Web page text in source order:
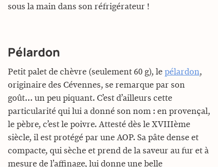
sous la main dans son réfrigérateur !
Pélardon
Petit palet de chèvre (seulement 60 g), le pélardon,
originaire des Cévennes, se remarque par son
goût… un peu piquant. C’est d’ailleurs cette
particularité qui lui a donné son nom : en provençal,
le pèbre, c’est le poivre. Attesté dès le XVIIIème
siècle, il est protégé par une AOP. Sa pâte dense et
compacte, qui sèche et prend de la saveur au fur et à
mesure de l’affinage, lui donne une belle